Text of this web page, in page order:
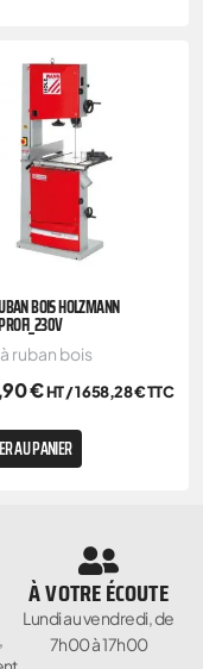
BOIS HOLZMANN
ruban bois
€HT /1 658,28€TTC
AU PANIER
À VOTRE ÉCOUTE
Lundi au vendredi, de
7h00 à 17h00